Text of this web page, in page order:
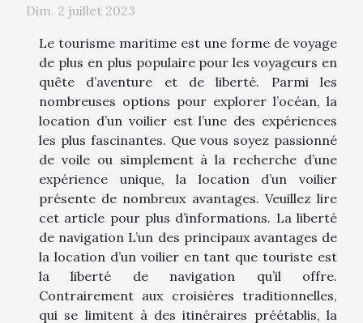
Dim. 2 juillet 2023
Le tourisme maritime est une forme de voyage
de plus en plus populaire pour les voyageurs en
quête d’aventure et de liberté. Parmi les
nombreuses options pour explorer l’océan, la
location d’un voilier est l’une des expériences
les plus fascinantes. Que vous soyez passionné
de voile ou simplement à la recherche d’une
expérience unique, la location d’un voilier
présente de nombreux avantages. Veuillez lire
cet article pour plus d’informations. La liberté
de navigation L’un des principaux avantages de
la location d’un voilier en tant que touriste est
la liberté de navigation qu’il offre.
Contrairement aux croisières traditionnelles,
qui se limitent à des itinéraires préétablis, la